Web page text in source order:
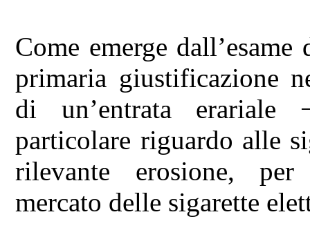
Come emerge
primaria giustificazione
di un’entrata erariale
particolare riguardo alle
rilevante erosione,
mercato delle sigarette